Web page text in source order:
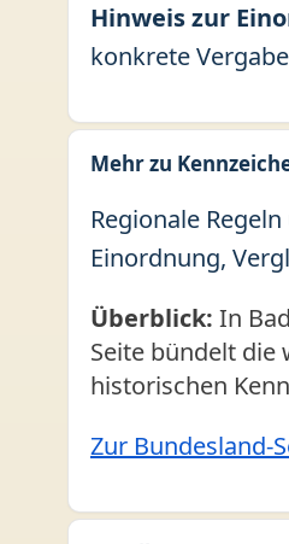
Hinweis zur
konkrete
Mehr zu
Regionale
Einordnung,
Überblick: In
Seite bündelt die
historischen
Zur Bundesland-